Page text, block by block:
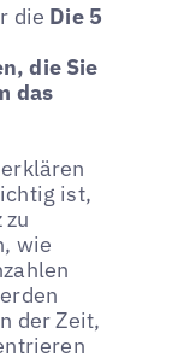
die Die 5
die Sie
das
ist,
wie
der Zeit,